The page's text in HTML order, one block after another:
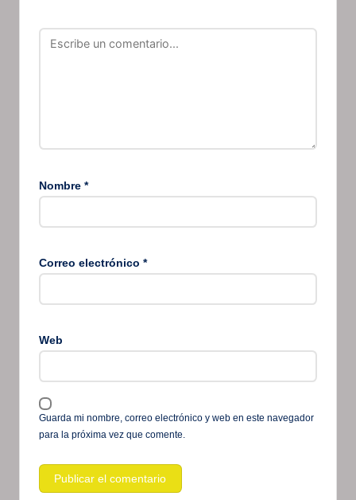
Nombre *
Correo electrónico *
Web
Guarda mi nombre, correo electrónico y web en este navegador
para la próxima vez que comente.